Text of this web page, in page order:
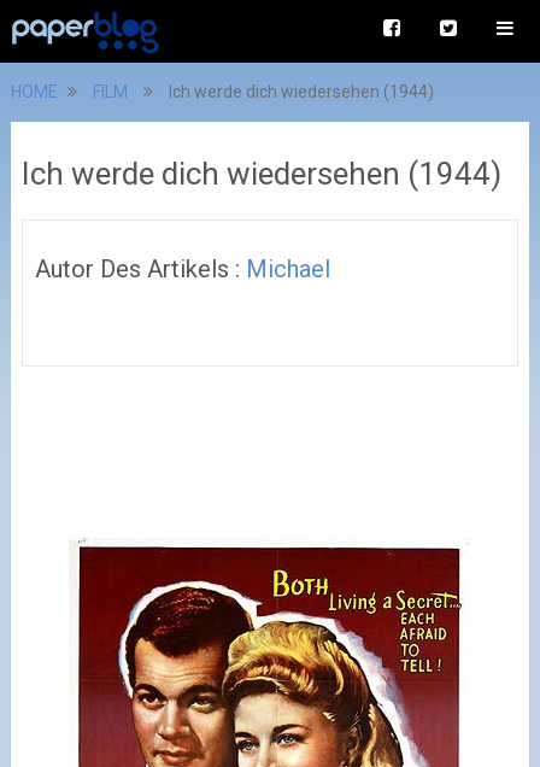
HOME FILM Ich werde dich wiedersehen (1944)
Ich werde dich wiedersehen (1944)
Autor Des Artikels : Michael